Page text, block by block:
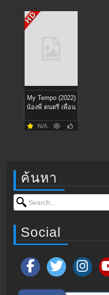
HD
My Tempo (2022)
น้องพี่ ดนตรี เพื่อน
N/A
ค้นหา
Search for:
Social